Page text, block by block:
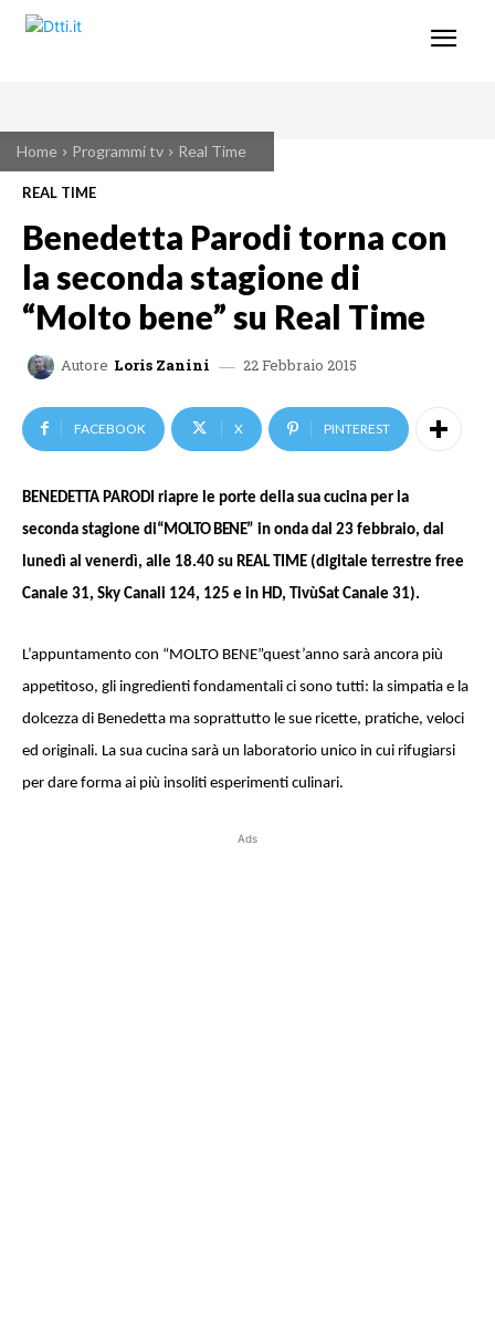
Home Programmi tv Real Time
REAL TIME
Benedetta Parodi torna con
la seconda stagione di
“Molto bene” su Real Time
Autore Loris Zanini 22 Febbraio 2015
FACEBOOK X PINTEREST
BENEDETTA PARODI riapre le porte della sua cucina per la
seconda stagione di“MOLTO BENE” in onda dal 23 febbraio, dal
lunedì al venerdì, alle 18.40 su REAL TIME (digitale terrestre free
Canale 31, Sky Canali 124, 125 e in HD, TivùSat Canale 31).
L’appuntamento con “MOLTO BENE”quest’anno sarà ancora più
appetitoso, gli ingredienti fondamentali ci sono tutti: la simpatia e la
dolcezza di Benedetta ma soprattutto le sue ricette, pratiche, veloci
ed originali. La sua cucina sarà un laboratorio unico in cui rifugiarsi
per dare forma ai più insoliti esperimenti culinari.
Ads